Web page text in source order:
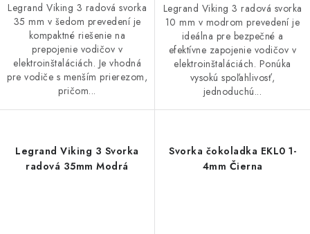
Legrand Viking 3 radová svorka
35 mm v šedom prevedení je
kompaktné riešenie na
prepojenie vodičov v
elektroinštaláciách. Je vhodná
pre vodiče s menším prierezom,
pričom...
Legrand Viking 3 radová svorka
10 mm v modrom prevedení je
ideálna pre bezpečné a
efektívne zapojenie vodičov v
elektroinštaláciách. Ponúka
vysokú spoľahlivosť,
jednoduchú...
Legrand Viking 3 Svorka
radová 35mm Modrá
Svorka čokoladka EKL0 1-
4mm Čierna